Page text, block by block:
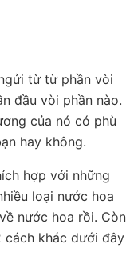
từ từ phần vòi
đầu vòi phần nào.
của nó có phù
hay không.
hợp với những
loại nước hoa
nước hoa rồi. Còn
cách khác dưới đây